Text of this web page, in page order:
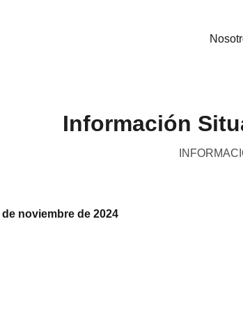
Información
noviembre de 2024